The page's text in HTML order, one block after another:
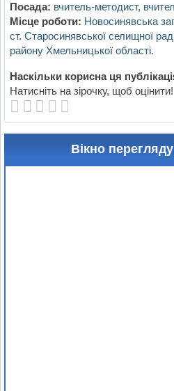
Посада: вчитель-методист,
Місце роботи: Новосинявська
ст. Старосинявської селищної
району Хмельницької області.
Наскільки корисна ця
Натисніть на зірочку, щоб оцінити!
Вікно